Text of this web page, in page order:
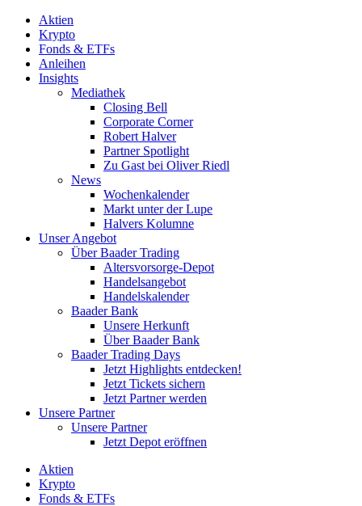
Aktien
Krypto
Fonds & ETFs
Anleihen
Insights
Mediathek
Closing Bell
Corporate Corner
Robert Halver
Partner Spotlight
Zu Gast bei Oliver Riedl
News
Wochenkalender
Markt unter der Lupe
Halvers Kolumne
Unser Angebot
Über Baader Trading
Altersvorsorge-Depot
Handelsangebot
Handelskalender
Baader Bank
Unsere Herkunft
Über Baader Bank
Baader Trading Days
Jetzt Highlights entdecken!
Jetzt Tickets sichern
Jetzt Partner werden
Unsere Partner
Unsere Partner
Jetzt Depot eröffnen
Aktien
Krypto
Fonds & ETFs